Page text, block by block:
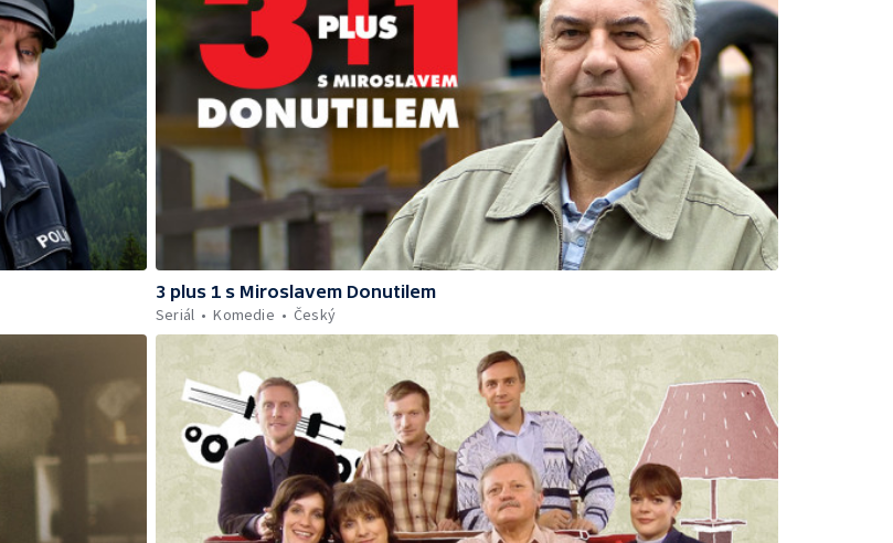
3 plus 1 s Miroslavem Donutilem
Seriál
Komedie Český